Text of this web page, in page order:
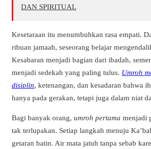
DAN SPIRITUAL
Kesetaraan itu menumbuhkan rasa empati.
ribuan jamaah, seseorang belajar
Kesabaran menjadi bagian dari ibadah,
menjadi sedekah yang paling tulus. Umroh
disiplin, ketenangan, dan kesadaran bahwa
hanya pada gerakan, tetapi juga dalam niat
Bagi banyak orang, umroh pertama menjadi
tak terlupakan. Setiap langkah menuju
getaran batin. Air mata jatuh tanpa sebab